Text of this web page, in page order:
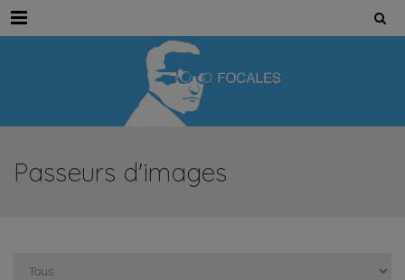
Menu
Passeurs d'images